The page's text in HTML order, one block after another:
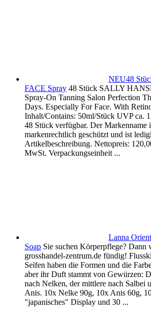
NEU48
FACE Spray 48 Stück SALLY
Spray-On Tanning Salon Perfection
Days. Especially For Face. With
Inhalt/Contains: 50ml/Stück UVP ca.
48 Stück verfügbar. Der Markenname
markenrechtlich geschützt und ist
Artikelbeschreibung. Nettopreis:
MwSt. Verpackungseinheit ...
Lanna
Soap Sie suchen Körperpflege? Dann
grosshandel-zentrum.de fündig!
Seifen haben die Formen und die
aber ihr Duft stammt von Gewürzen:
nach Nelken, der mittlere nach Salbei
Anis. 10x Nelke 90g, 10x Anis 60g,
"japanisches" Display und 30 ...